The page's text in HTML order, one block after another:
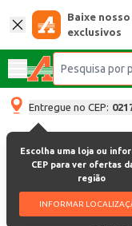
Baixe
exclusivos
Entregue no CEP:
Escolha uma loja ou
CEP para ver ofertas
região
INFORMARoops, não